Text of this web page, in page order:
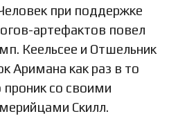
при поддержке
артефактов повел
Кеельсее и Отшельник
Аримана как раз в то
проник со своими
Скилл.